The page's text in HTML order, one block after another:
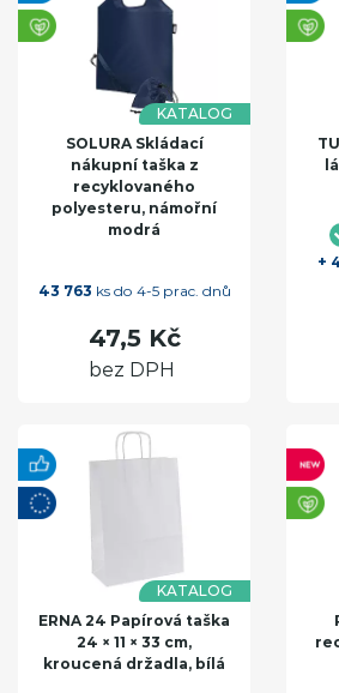
KATALOG
SOLURA Skládací
nákupní taška z
recyklovaného
polyesteru, námořní
modrá
43 763 ks do 4-5 prac. dnů
47,5 Kč
bez DPH
+
KATALOG
ERNA 24 Papírová taška
24 × 11 × 33 cm,
kroucená držadla, bílá